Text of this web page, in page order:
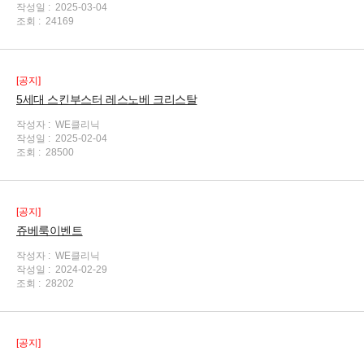
작성일 : 2025-03-04
조회 : 24169
[공지]
5세대 스킨부스터 레스노베 크리스탈
작성자 : WE클리닉
작성일 : 2025-02-04
조회 : 28500
[공지]
쥬베룩이벤트
작성자 : WE클리닉
작성일 : 2024-02-29
조회 : 28202
[공지]